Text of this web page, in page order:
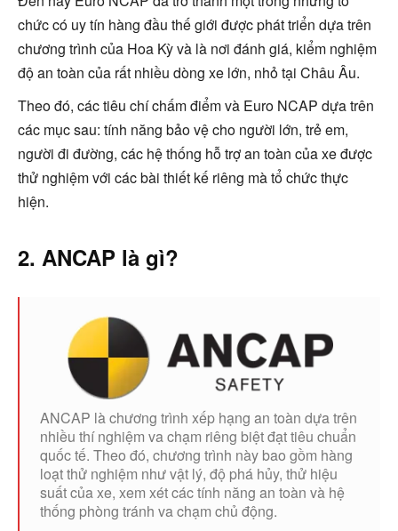
chức có uy tín hàng đầu thế giới được phát triển dựa trên
chương trình của Hoa Kỳ và là nơi đánh giá, kiểm nghiệm
độ an toàn của rất nhiều dòng xe lớn, nhỏ tại Châu Âu.
Theo đó, các tiêu chí chấm điểm và Euro NCAP dựa trên
các mục sau: tính năng bảo vệ cho người lớn, trẻ em,
người đi đường, các hệ thống hỗ trợ an toàn của xe được
thử nghiệm với các bài thiết kế riêng mà tổ chức thực
hiện.
2. ANCAP là gì?
ANCAP là chương trình xếp hạng an toàn dựa trên
nhiều thí nghiệm va chạm riêng biệt đạt tiêu chuẩn
quốc tế. Theo đó, chương trình này bao gồm hàng
loạt thử nghiệm như vật lý, độ phá hủy, thử hiệu
suất của xe, xem xét các tính năng an toàn và hệ
thống phòng tránh va chạm chủ động.